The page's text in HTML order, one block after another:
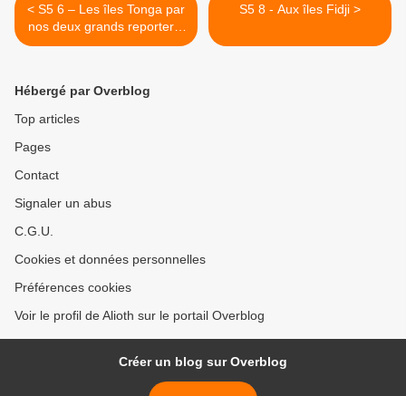
< S5 6 – Les îles Tonga par
nos deux grands reporters,
Fred et Gérard
S5 8 - Aux îles Fidji >
Hébergé par Overblog
Top articles
Pages
Contact
Signaler un abus
C.G.U.
Cookies et données personnelles
Préférences cookies
Voir le profil de Alioth sur le portail Overblog
Créer un blog sur Overblog